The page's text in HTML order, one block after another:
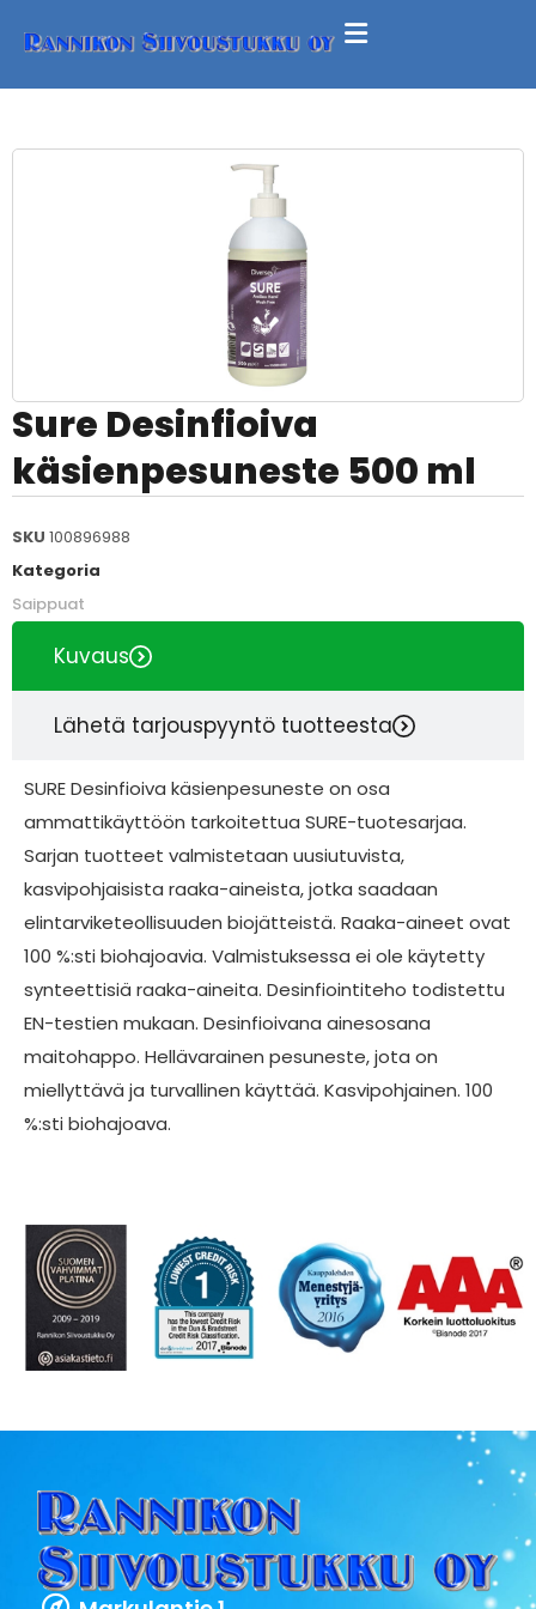
Sure Desinfioiva
käsienpesuneste 500 ml
SKU 100896988
Kategoria
Saippuat
Kuvaus
Lähetä tarjouspyyntö tuotteesta
SURE Desinfioiva käsienpesuneste on osa
ammattikäyttöön tarkoitettua SURE-tuotesarjaa.
Sarjan tuotteet valmistetaan uusiutuvista,
kasvipohjaisista raaka-aineista, jotka saadaan
elintarviketeollisuuden biojätteistä. Raaka-aineet ovat
100 %:sti biohajoavia. Valmistuksessa ei ole käytetty
synteettisiä raaka-aineita. Desinfiointiteho todistettu
EN-testien mukaan. Desinfioivana ainesosana
maitohappo. Hellävarainen pesuneste, jota on
miellyttävä ja turvallinen käyttää. Kasvipohjainen. 100
%:sti biohajoava.